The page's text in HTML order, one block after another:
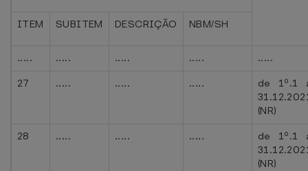
ITEM SUBITEM DESCRIÇÃO NBM/SH
..... ..... ..... .....
.....
27
..... ..... .....
de 1º.1
(NR)
28
..... ..... .....
de 1º.1
(NR)